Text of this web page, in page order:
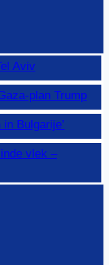
Aviv
plan Trump
Bulgarije’
vlek –